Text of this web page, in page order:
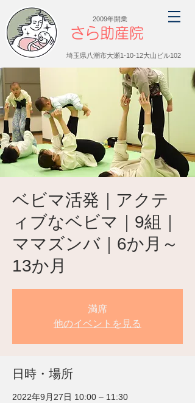
さら助産院
埼玉県八潮市大瀬1-10-12大山ビル102
2009年開業
ベビマ活発｜アクテ
ィブなベビマ｜9組｜
ママズンバ｜6か月～
13か月
満席
他のイベントを見る
日時・場所
2022年9月27日 10:00 – 11:30